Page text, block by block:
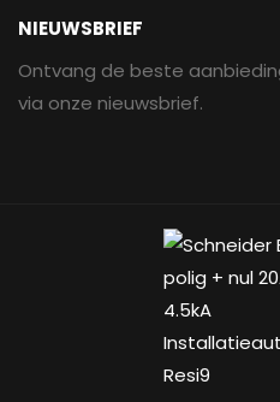
NIEUWSBRIEF
Ontvang de beste
via onze nieuwsbrief.